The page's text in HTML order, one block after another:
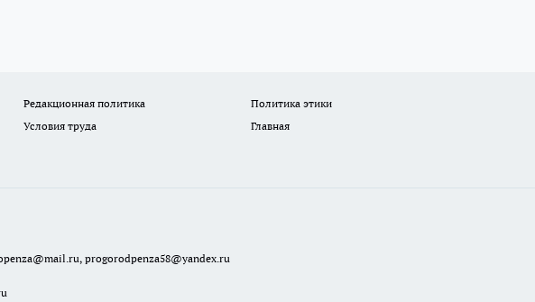
Редакционная политика
Политика этики
Условия труда Главная
, progorodpenza58@yandex.ru